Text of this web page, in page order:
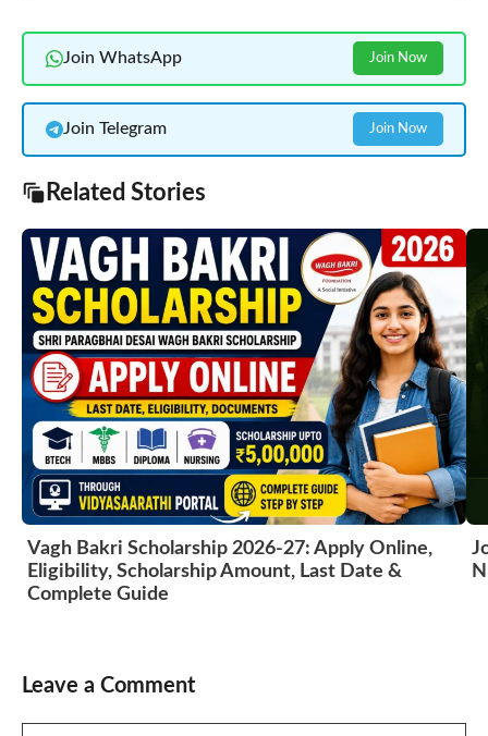
Join WhatsApp Join Now
Join Telegram Join Now
Related Stories
Vagh Bakri Scholarship 2026-27: Apply Online,
Eligibility, Scholarship Amount, Last Date &
Complete Guide
Leave a Comment